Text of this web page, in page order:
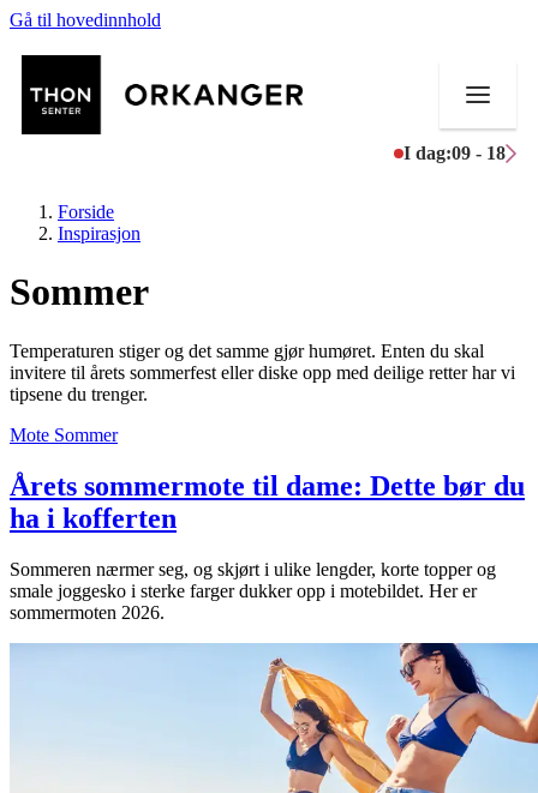
Gå til hovedinnhold
I dag:09 - 18
Mat og drikke
Helse
Tilbud
Inspirasjon
Forside
Inspirasjon
Sommer
Temperaturen stiger og det samme gjør humøret. Enten du skal
invitere til årets sommerfest eller diske opp med deilige retter har vi
tipsene du trenger.
Mote Sommer
Årets sommermote til dame: Dette bør du
ha i kofferten
Sommeren nærmer seg, og skjørt i ulike lengder, korte topper og
smale joggesko i sterke farger dukker opp i motebildet. Her er
sommermoten 2026.